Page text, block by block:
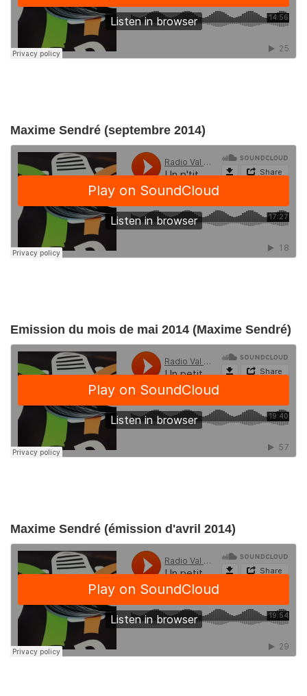
Maxime Sendré (septembre 2014)
Emission du mois de mai 2014 (Maxime Sendré)
Maxime Sendré (émission d'avril 2014)